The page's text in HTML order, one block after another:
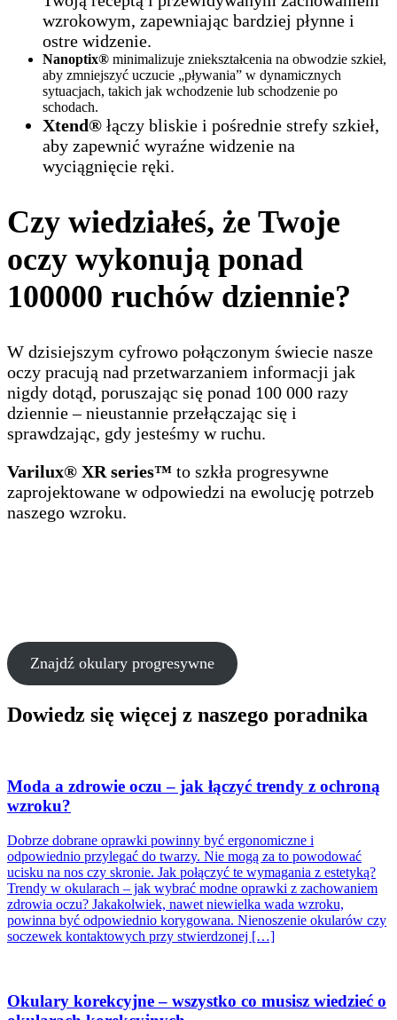
wzrokowym, zapewniając bardziej płynne i
ostre widzenie.
Nanoptix® minimalizuje zniekształcenia na obwodzie szkieł,
aby zmniejszyć uczucie „pływania” w dynamicznych
sytuacjach, takich jak wchodzenie lub schodzenie po
schodach.
Xtend® łączy bliskie i pośrednie strefy szkieł,
aby zapewnić wyraźne widzenie na
wyciągnięcie ręki.
Czy wiedziałeś, że Twoje
oczy wykonują ponad
100000 ruchów dziennie?
W dzisiejszym cyfrowo połączonym świecie nasze
oczy pracują nad przetwarzaniem informacji jak
nigdy dotąd, poruszając się ponad 100 000 razy
dziennie – nieustannie przełączając się i
sprawdzając, gdy jesteśmy w ruchu.
Varilux® XR series™ to szkła progresywne
zaprojektowane w odpowiedzi na ewolucję potrzeb
naszego wzroku.
Znajdź okulary progresywne
Dowiedz się więcej z naszego poradnika
Moda a zdrowie oczu – jak łączyć trendy z ochroną
wzroku?
Dobrze dobrane oprawki powinny być ergonomiczne i
odpowiednio przylegać do twarzy. Nie mogą za to powodować
ucisku na nos czy skronie. Jak połączyć te wymagania z estetyką?
Trendy w okularach – jak wybrać modne oprawki z zachowaniem
zdrowia oczu? Jakakolwiek, nawet niewielka wada wzroku,
powinna być odpowiednio korygowana. Nienoszenie okularów czy
soczewek kontaktowych przy stwierdzonej […]
Okulary korekcyjne – wszystko co musisz wiedzieć o